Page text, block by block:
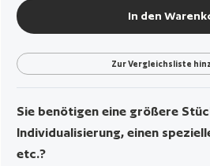
In den
Zur Vergleichsliste
Sie benötigen eine größere
Individualisierung, einen
etc.?